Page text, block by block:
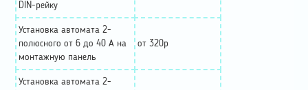
DIN-рейку
Установка автомата 2-
полюсного от 6 до 40 А на
монтажную панель
от 320р
Установка автомата 2-